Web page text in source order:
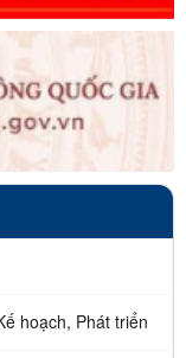
hoạch, Phát triển